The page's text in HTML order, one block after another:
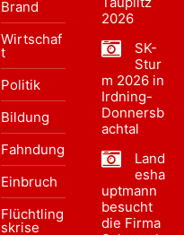
Brand
Wirtschaf
t
Politik
Bildung
Fahndung
Einbruch
Flüchtling
skrise
2026
SK-
Stur
m 2026 in
Irdning-
Donnersb
achtal
Land
esha
uptmann
besucht
die Firma